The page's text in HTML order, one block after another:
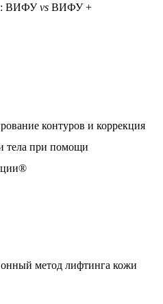
ВИФУvs ВИФУ +
контуров и коррекция
тела при помощи
метод лифтинга кожи